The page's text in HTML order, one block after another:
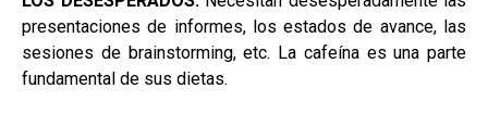
presentaciones de informes, los estados de avance, las
sesiones de brainstorming, etc. La cafeína es una parte
fundamental de sus dietas.